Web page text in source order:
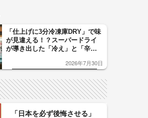
「仕上げに3分冷凍庫DRY」で味
が見違える！？スーパードライ
が導き出した「冷え」と「辛
した「辛口カーブ」が飲み頃の
2026年7月30日
「日本を必ず後悔させる」